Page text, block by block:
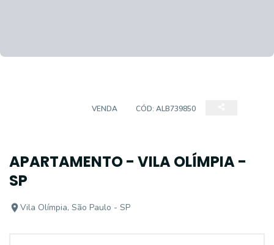
VENDA CÓD: ALB739850
APARTAMENTO - VILA OLÍMPIA -
SP
Vila Olímpia, São Paulo - SP